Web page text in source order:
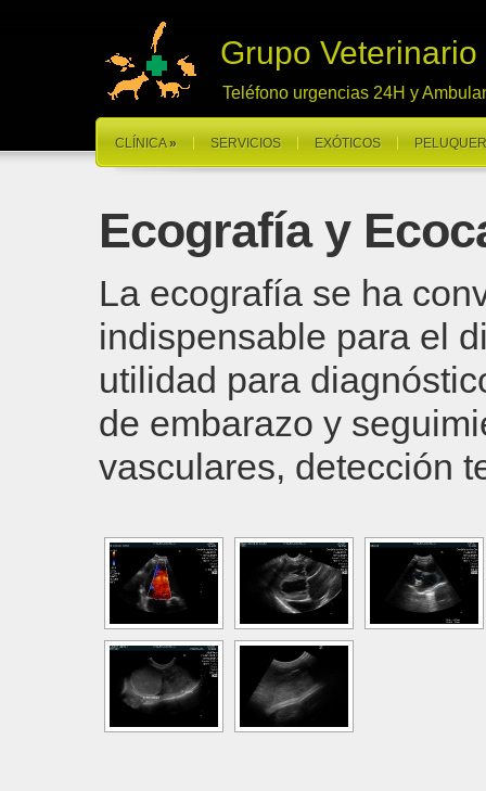
Grupo
Teléfono urgencias 24H y
CLÍNICA » SERVICIOS EXÓTICOS
Ecografía y
La ecografía se ha
indispensable para el
utilidad para
de embarazo y
vasculares, detección